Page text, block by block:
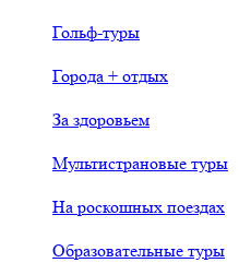
Гольф-туры
Города + отдых
За здоровьем
Мультистрановые туры
На роскошных поездах
Образовательные туры